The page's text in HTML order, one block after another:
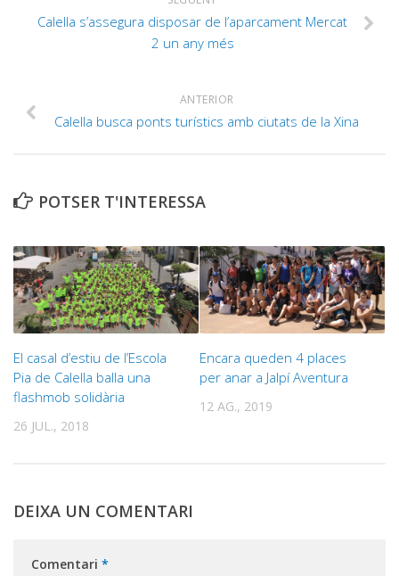
Calella s’assegura disposar de l’aparcament Mercat
2 un any més
ANTERIOR
Calella busca ponts turístics amb ciutats de la Xina
POTSER T'INTERESSA
El casal d’estiu de l’Escola
Pia de Calella balla una
flashmob solidària
26 JUL., 2018
Encara queden 4 places
per anar a Jalpí Aventura
12 AG., 2019
DEIXA UN COMENTARI
Comentari *